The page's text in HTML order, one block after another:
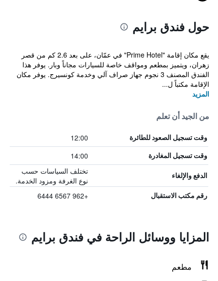
حول فندق برايم
يقع مكان إقامة "Prime Hotel" في عمّان، على بعد 2.6 كم من قصر
زهران، ويتميز بمطعم ومواقف خاصة للسيارات مجاناً وبار. يوفر هذا
الفندق المصنف 3 نجوم جهاز صراف آلي وخدمة كونسيرج. يوفر مكان
الإقامة مكتباً ل...
المزيد
من الجيد أن تعلم
وقت تسجيل الصعود للطائرة 12:00
وقت تسجيل المغادرة 14:00
الدفع والإلغاء
تختلف السياسات حسب
نوع الغرفة ومزود الخدمة.
رقم مكتب الاستقبال +962 6567 6444
المزايا ووسائل الراحة في فندق برايم
مطعم